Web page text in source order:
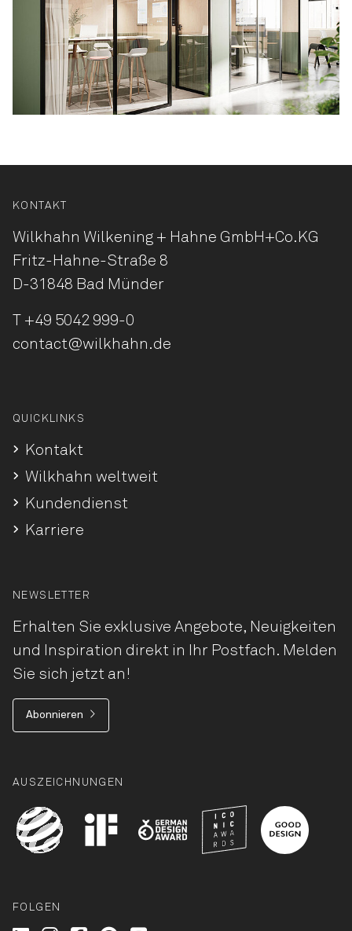
KONTAKT
Wilkhahn Wilkening + Hahne GmbH+Co.KG
Fritz-Hahne-Straße 8
D-31848 Bad Münder
+49 5042 999-0
contact@wilkhahn.de
QUICKLINKS
Kontakt
Wilkhahn weltweit
Kundendienst
Karriere
NEWSLETTER
Erhalten Sie exklusive Angebote, Neuigkeiten
und Inspiration direkt in Ihr Postfach. Melden
Sie sich jetzt an!
Abonnieren
AUSZEICHNUNGEN
FOLGEN